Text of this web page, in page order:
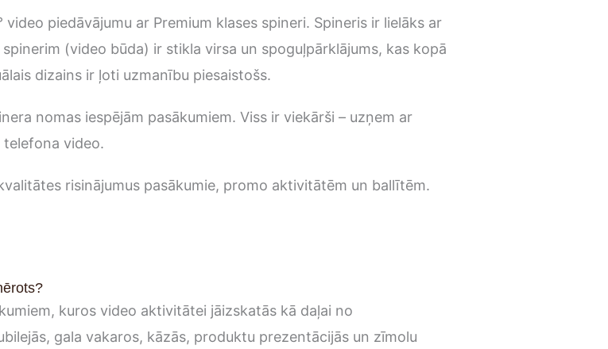
piedāvājumu ar Premium klases spineri. Spineris ir lielāks ar
(video būda) ir stikla virsa un spoguļpārklājums, kas kopā
dizains ir ļoti uzmanību piesaistošs.
nomas iespējām pasākumiem. Viss ir viekārši – uzņem ar
telefona video.
risinājumus pasākumie, promo aktivitātēm un ballītēm.
kuros video aktivitātei jāizskatās kā daļai no
gala vakaros, kāzās, produktu prezentācijās un zīmolu